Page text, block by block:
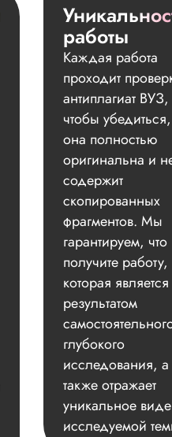
работы
Каждая работа
проходит
антиплагиат ВУЗ,
чтобы
она полностью
оригинальна и
содержит
скопированных
фрагментов. Мы
гарантируем,
получите работу,
которая является
результатом
глубокого
исследования, а
также отражает
уникальное
исследуемой